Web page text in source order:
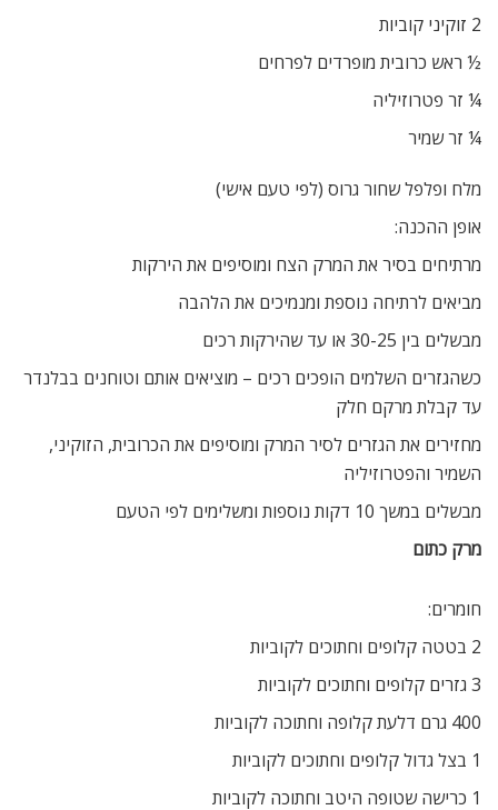
2 זוקיני קוביות
½ ראש כרובית מופרדים לפרחים
¼ זר פטרוזיליה
¼ זר שמיר
מלח ופלפל שחור גרוס (לפי טעם אישי)
אופן ההכנה:
מרתיחים בסיר את המרק הצח ומוסיפים את הירקות
מביאים לרתיחה נוספת ומנמיכים את הלהבה
מבשלים בין 30-25 או עד שהירקות רכים
כשהגזרים השלמים הופכים רכים – מוציאים אותם וטוחנים בבלנדר 
עד קבלת מרקם חלק
מחזירים את הגזרים לסיר המרק ומוסיפים את הכרובית, הזוקיני,
השמיר והפטרוזיליה
מבשלים במשך 10 דקות נוספות ומשלימים לפי הטעם
מרק כתום
חומרים:
2 בטטה קלופים וחתוכים לקוביות
3 גזרים קלופים וחתוכים לקוביות
400 גרם דלעת קלופה וחתוכה לקוביות
1 בצל גדול קלופים וחתוכים לקוביות
1 כרישה שטופה היטב וחתוכה לקוביות